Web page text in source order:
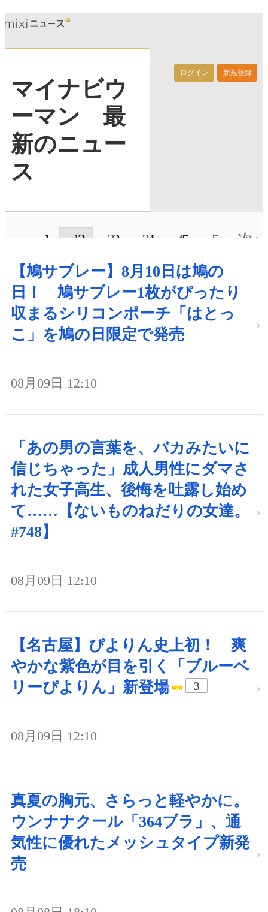
ログイン 新規登録
マイナビウ
ーマン 最
新のニュー
ス
1 2 3 4 5
次
【鳩サブレー】8月10日は鳩の
日！ 鳩サブレー1枚がぴったり
収まるシリコンポーチ「はとっ
こ」を鳩の日限定で発売
08月09日 12:10
「あの男の言葉を、バカみたいに
信じちゃった」成人男性にダマさ
れた女子高生、後悔を吐露し始め
て……【ないものねだりの女達。
#748】
08月09日 12:10
【名古屋】ぴよりん史上初！ 爽
やかな紫色が目を引く「ブルーベ
リーぴよりん」新登場
3
08月09日 12:10
真夏の胸元、さらっと軽やかに。
ウンナナクール「364ブラ」、通
気性に優れたメッシュタイプ新発
売